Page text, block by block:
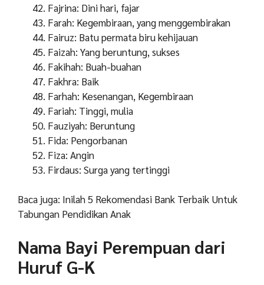
Fajrina: Dini hari, fajar
Farah: Kegembiraan, yang menggembirakan
Fairuz: Batu permata biru kehijauan
Faizah: Yang beruntung, sukses
Fakihah: Buah-buahan
Fakhra: Baik
Farhah: Kesenangan, Kegembiraan
Fariah: Tinggi, mulia
Fauziyah: Beruntung
Fida: Pengorbanan
Fiza: Angin
Firdaus: Surga yang tertinggi
Baca juga: Inilah 5 Rekomendasi Bank Terbaik Untuk
Tabungan Pendidikan Anak
Nama Bayi Perempuan dari
Huruf G-K